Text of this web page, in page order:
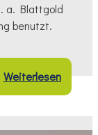
a. Blattgold
benutzt.
Weiterlesen